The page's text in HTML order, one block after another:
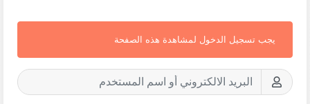
يجب تسجيل الدخول لمشاهدة هذه الصفحة